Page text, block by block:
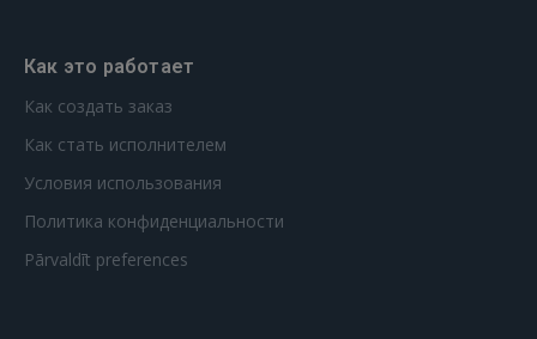
Как это работает
Как создать заказ
Как стать исполнителем
Условия использования
Политика конфиденциальности
Pārvaldīt preferences